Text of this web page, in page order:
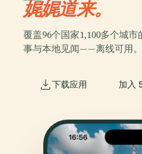
娓娓道来。
覆盖96个国家1,100多个城
事与本地见闻——离线可用。
下载应用 加入